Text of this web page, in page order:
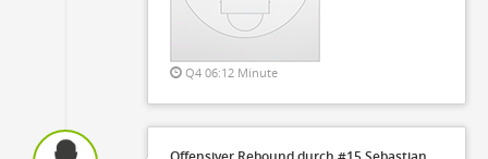
Q4 06:12 Minute